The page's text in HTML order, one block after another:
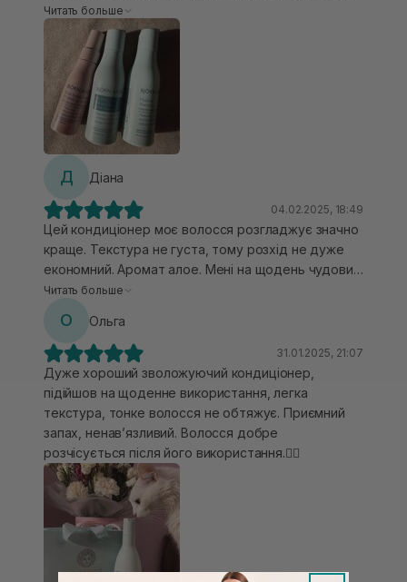
версія. Завжди беру з собою в подорож разом із
термозахистом цього ж бренду
Читать больше
Д Діана
04.02.2025, 18:49
Цей кондиціонер моє волосся розгладжує значно
краще. Текстура не густа, тому розхід не дуже
економний. Аромат алое. Мені на щодень чудовий
необтяжливий варіант. Окрім цього, видимо
коли зазвичай турбує електризація. То за
використання даного засобу її не було.
Читать больше
О Ольга
31.01.2025, 21:07
Дуже хороший зволожуючий кондиціонер,
підійшов на щоденне використання, легка
текстура, тонке волосся не обтяжує. Приємний
запах, ненавʼязливий. Волосся добре
розчісується після його використання.👍🏻